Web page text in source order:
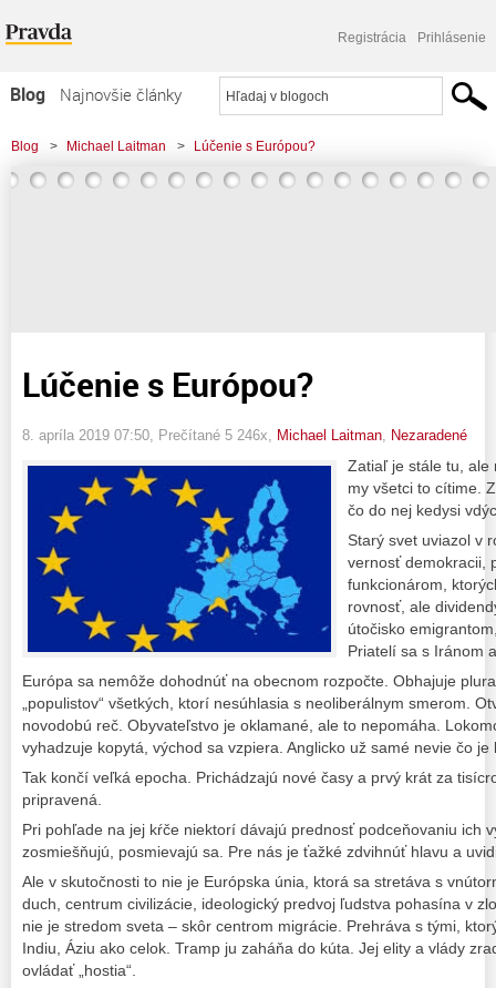
Registrácia Prihlásenie
Blog
Najnovšie články
Najčítanejšie články
Najkomentovanejšie články
Blog > Michael Laitman > Lúčenie s Európou?
Lúčenie s Európou?
8. apríla 2019 07:50 , Prečítané 5 246x, Michael Laitman Nezaradené
Zatiaľ je stále tu, ale
my všetci to cítime.
čo do nej kedysi
Starý svet uviazol v
vernosť demokracii,
funkcionárom,
rovnosť, ale
útočisko
Priatelí sa s Iránom
Európa sa nemôže dohodnúť na obecnom rozpočte. Obhajuje
„populistov“ všetkých, ktorí nesúhlasia s neoliberálnym smerom.
novodobú reč. Obyvateľstvo je oklamané, ale to nepomáha.
vyhadzuje kopytá, východ sa vzpiera. Anglicko už samé nevie čo
Tak končí veľká epocha. Prichádzajú nové časy a prvý krát za
pripravená.
Pri pohľade na jej kŕče niektorí dávajú prednosť podceňovaniu ich
zosmiešňujú, posmievajú sa. Pre nás je ťažké zdvihnúť hlavu a
Ale v skutočnosti to nie je Európska únia, ktorá sa stretáva s
duch, centrum civilizácie, ideologický predvoj ľudstva pohasína v
nie je stredom sveta – skôr centrom migrácie. Prehráva s tými,
Indiu, Áziu ako celok. Tramp ju zaháňa do kúta. Jej elity a vlády
ovládať „hostia“.